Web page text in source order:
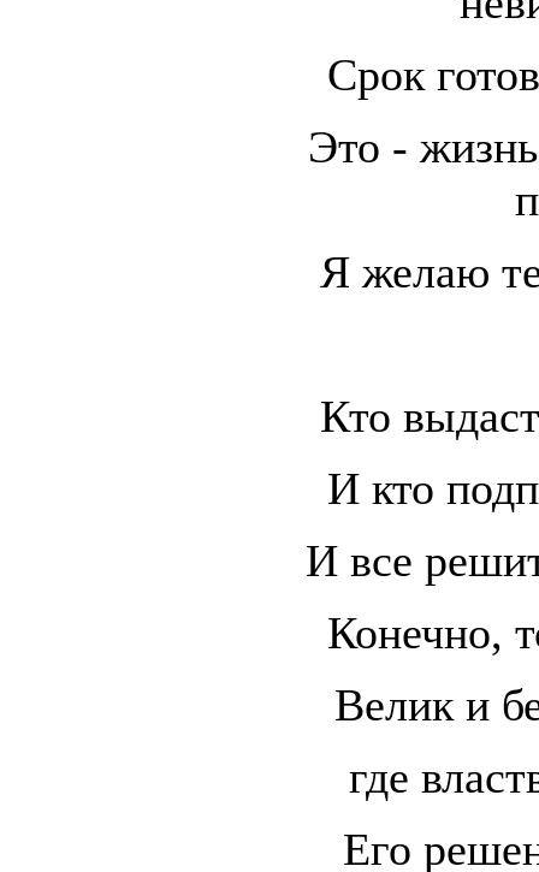
Срок
Это -
Я желаю
Кто
И кто
И все
Конечно,
Велик и
где
Его